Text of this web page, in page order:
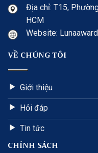
Địa chỉ: T15,
HCM
Website:
VỀ CHÚNG TÔI
Giới thiệu
Hỏi đáp
Tin tức
CHÍNH SÁCH